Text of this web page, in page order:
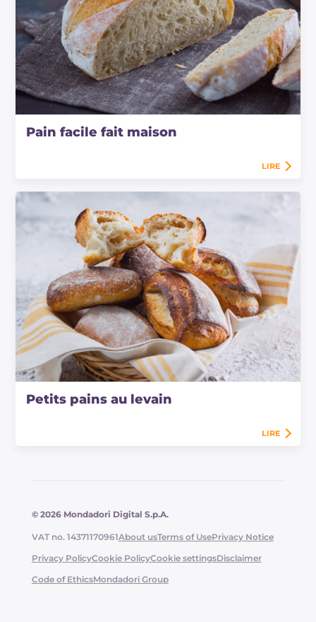
Pain facile fait maison
LIRE
Petits pains au levain
LIRE
© 2026 Mondadori Digital S.p.A.
VAT no. 14371170961About usTerms of UsePrivacy Notice
Privacy PolicyCookie PolicyCookie settingsDisclaimer
Code of EthicsMondadori Group